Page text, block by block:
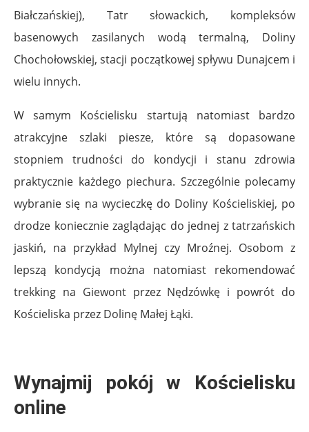
Białczańskiej), Tatr słowackich, kompleksów
basenowych zasilanych wodą termalną, Doliny
Chochołowskiej, stacji początkowej spływu Dunajcem i
wielu innych.
W samym Kościelisku startują natomiast bardzo
atrakcyjne szlaki piesze, które są dopasowane
stopniem trudności do kondycji i stanu zdrowia
praktycznie każdego piechura. Szczególnie polecamy
wybranie się na wycieczkę do Doliny Kościeliskiej, po
drodze koniecznie zaglądając do jednej z tatrzańskich
jaskiń, na przykład Mylnej czy Mroźnej. Osobom z
lepszą kondycją można natomiast rekomendować
trekking na Giewont przez Nędzówkę i powrót do
Kościeliska przez Dolinę Małej Łąki.
Wynajmij pokój w Kościelisku
online